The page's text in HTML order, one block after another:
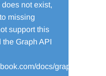
not exist,
missing
support this
Graph API
docs/graph-